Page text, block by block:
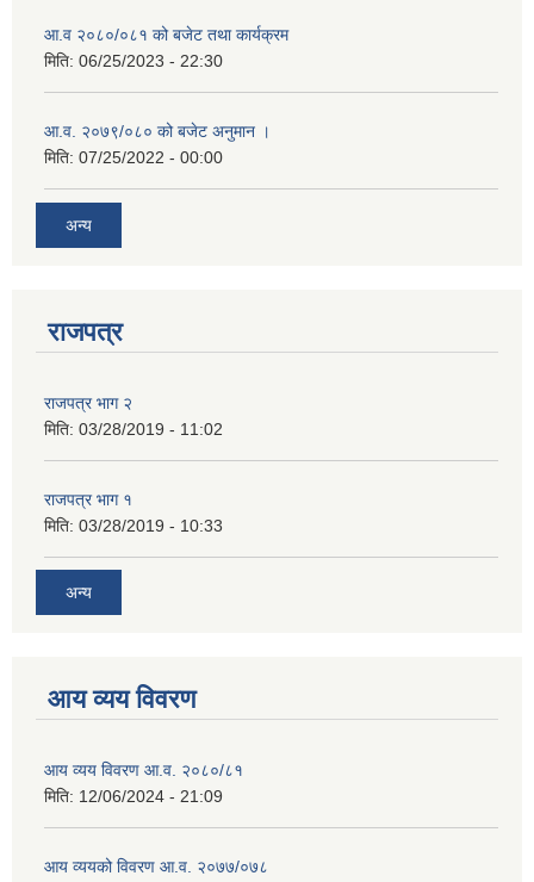
आ.व २०८०/०८१ को बजेट तथा कार्यक्रम
मिति: 06/25/2023 - 22:30
आ.व. २०७९/०८० को बजेट अनुमान ।
मिति: 07/25/2022 - 00:00
अन्य
राजपत्र
राजपत्र भाग २
मिति: 03/28/2019 - 11:02
राजपत्र भाग १
मिति: 03/28/2019 - 10:33
अन्य
आय व्यय विवरण
आय व्यय विवरण आ.व. २०८०/८१
मिति: 12/06/2024 - 21:09
आय व्ययको विवरण आ.व. २०७७/०७८